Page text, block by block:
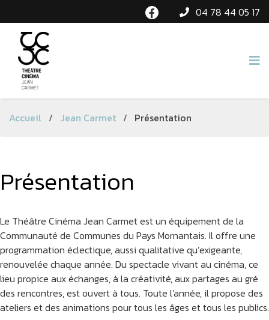
04 78 44 05 17
Accueil / Jean Carmet / Présentation
Présentation
Le Théâtre Cinéma Jean Carmet est un équipement de la
Communauté de Communes du Pays Mornantais. Il offre une
programmation éclectique, aussi qualitative qu’exigeante,
renouvelée chaque année. Du spectacle vivant au cinéma, ce
lieu propice aux échanges, à la créativité, aux partages au gré
des rencontres, est ouvert à tous. Toute l'année, il propose des
ateliers et des animations pour tous les âges et tous les publics.